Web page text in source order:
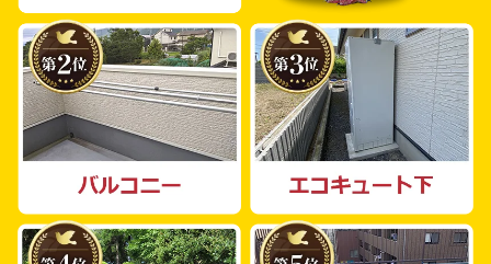
力しています。あなたのお困りごと、私たちに
お任せください。